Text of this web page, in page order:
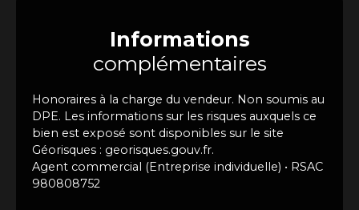
Informations
complémentaires
Honoraires à la charge du vendeur. Non soumis au
DPE. Les informations sur les risques auxquels ce
bien est exposé sont disponibles sur le site
Géorisques : georisques.gouv.fr.
Agent commercial (Entreprise individuelle) • RSAC
980808752